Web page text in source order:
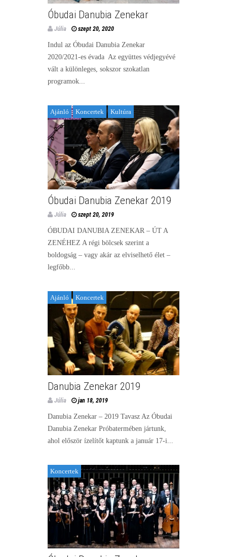
Óbudai Danubia Zenekar
Júlia szept 20, 2020
Indul az Óbudai Danubia Zenekar
2020/2021-es évada Az együttes védjegyévé
vált a különleges, sokszor szokatlan
programok...
Ajánló Koncertek Kultúra
Óbudai Danubia Zenekar 2019
Júlia szept 20, 2019
ÓBUDAI DANUBIA ZENEKAR – ÚT A
ZENÉHEZ A régi bölcsek szerint a
boldogság – vagy akár az elviselhető élet –
legfőbb...
Ajánló Koncertek
Danubia Zenekar 2019
Júlia jan 18, 2019
Danubia Zenekar – 2019 Tavasz Az Óbudai
Danubia Zenekar Próbatermében jártunk,
ahol először ízelítőt kaptunk a január 17-i...
Koncertek